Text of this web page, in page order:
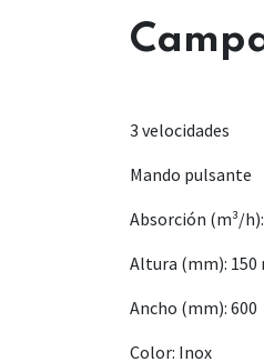
3 velocidades
Mando pulsante
Absorción (m³/
Altura (mm): 150
Ancho (mm): 600
Color: Inox